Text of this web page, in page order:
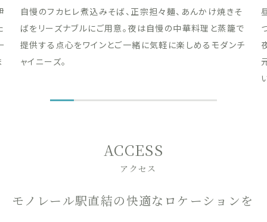
自慢のフカヒレ煮込みそば、正宗担々麺、あんかけ焼きそ
ばをリーズナブルにご用意。夜は自慢の中華料理と蒸籠で
提供する点心をワインとご一緒に気軽に楽しめるモダンチ
ャイニーズ。
ACCESS
アクセス
モノレール駅直結の快適なロケーションを